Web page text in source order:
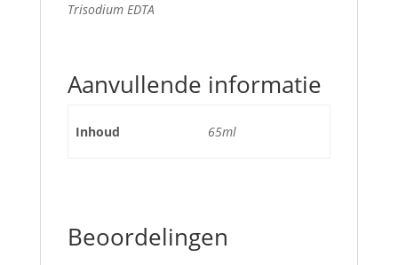
Trisodium EDTA
Aanvullende informatie
Inhoud 65ml
Beoordelingen